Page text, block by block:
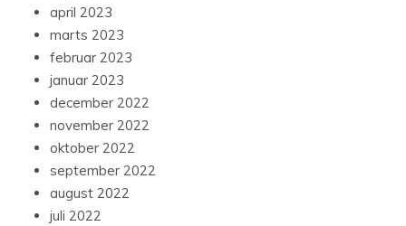
april 2023
marts 2023
februar 2023
januar 2023
december 2022
november 2022
oktober 2022
september 2022
august 2022
juli 2022